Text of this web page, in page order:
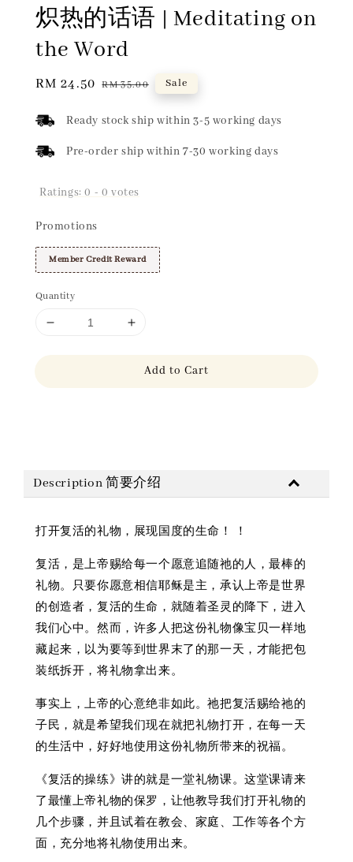
炽热的话语 | Meditating on
the Word
Sale
RM 24.50 Regular
RM 35.00 Sale
Ready stock ship within 3-5 working days
Pre-order ship within 7-30 working days
Ratings:0 - 0 votes
Promotions
Member Credit Reward
Quantity
Add to Cart
Description 简要介绍
打开复活的礼物，展现国度的生命！ ！
复活，是上帝赐给每一个愿意追随祂的人，最棒的
礼物。只要你愿意相信耶稣是主，承认上帝是世界
的创造者，复活的生命，就随着圣灵的降下，进入
我们心中。然而，许多人把这份礼物像宝贝一样地
藏起来，以为要等到世界末了的那一天，才能把包
装纸拆开，将礼物拿出来。
事实上，上帝的心意绝非如此。祂把复活赐给祂的
子民，就是希望我们现在就把礼物打开，在每一天
的生活中，好好地使用这份礼物所带来的祝福。
《复活的操练》讲的就是一堂礼物课。这堂课请来
了最懂上帝礼物的保罗，让他教导我们打开礼物的
几个步骤，并且试着在教会、家庭、工作等各个方
面，充分地将礼物使用出来。